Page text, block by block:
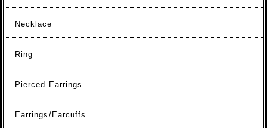
Necklace
Ring
Pierced Earrings
Earrings/Earcuffs